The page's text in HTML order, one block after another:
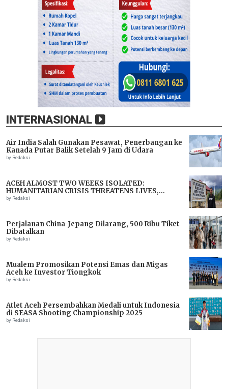
INTERNASIONAL
Air India Salah Gunakan Pesawat, Penerbangan ke
Kanada Putar Balik Setelah 9 Jam di Udara
by Redaksi
ACEH ALMOST TWO WEEKS ISOLATED:
HUMANITARIAN CRISIS THREATENS LIVES,
IMMEDIATE ASSISTANCE URGENTLY NEEDED
by Redaksi
Perjalanan China-Jepang Dilarang, 500 Ribu Tiket
Dibatalkan
by Redaksi
Mualem Promosikan Potensi Emas dan Migas
Aceh ke Investor Tiongkok
by Redaksi
Atlet Aceh Persembahkan Medali untuk Indonesia
di SEASA Shooting Championship 2025
by Redaksi